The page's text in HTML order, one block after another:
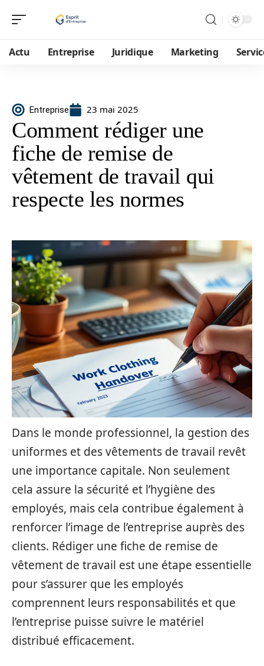
Actu Entreprise Juridique Marketing
Entreprise 23 mai 2025
Comment rédiger une
fiche de remise de
vêtement de travail qui
respecte les normes
Dans le monde professionnel, la gestion des
uniformes et des vêtements de travail revêt
une importance capitale. Non seulement
cela assure la sécurité et l’hygiène des
employés, mais cela contribue également à
renforcer l’image de l’entreprise auprès des
clients. Rédiger une fiche de remise de
vêtement de travail est une étape essentielle
pour s’assurer que les employés
comprennent leurs responsabilités et que
l’entreprise puisse suivre le matériel
distribué efficacement.